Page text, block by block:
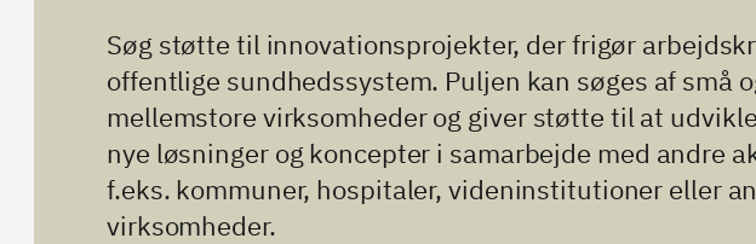
Søg støtte til innovationsprojekter, der frigør
offentlige sundhedssystem. Puljen kan søges af små
mellemstore virksomheder og giver støtte til at
nye løsninger og koncepter i samarbejde med andre
f.eks. kommuner, hospitaler, videninstitutioner eller
virksomheder.